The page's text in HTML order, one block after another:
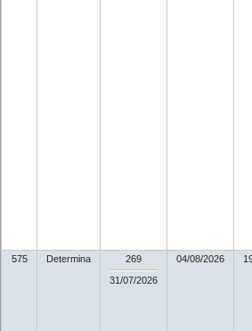
575 Determina
269
31/07/2026
04/08/2026